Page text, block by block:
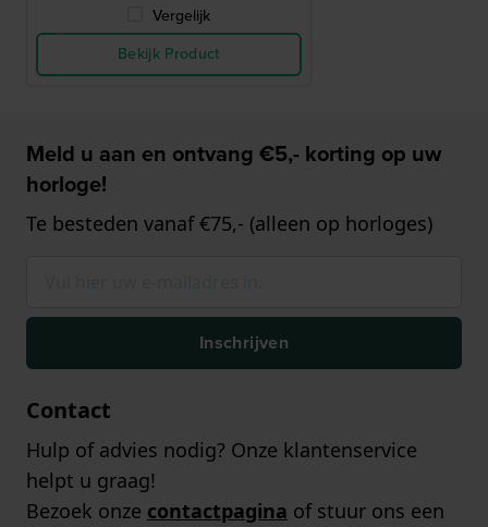
Vergelijk
Bekijk Product
Meld u aan en ontvang €5,- korting op uw
horloge!
Te besteden vanaf €75,- (alleen op horloges)
Inschrijven
Contact
Hulp of advies nodig? Onze klantenservice
helpt u graag!
Bezoek onze contactpagina of stuur ons een